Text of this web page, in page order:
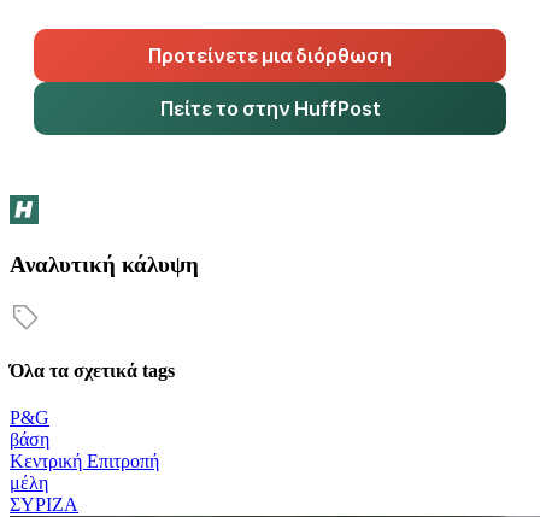
Προτείνετε μια διόρθωση
Πείτε το στην HuffPost
Αναλυτική κάλυψη
Όλα τα σχετικά tags
P&G
βάση
Κεντρική Επιτροπή
μέλη
ΣΥΡΙΖΑ